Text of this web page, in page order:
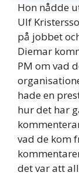
Hon nådde
Ulf
på jobbet
Diemar
PM om vad
hade en
hur det har
vad de kom
det var att